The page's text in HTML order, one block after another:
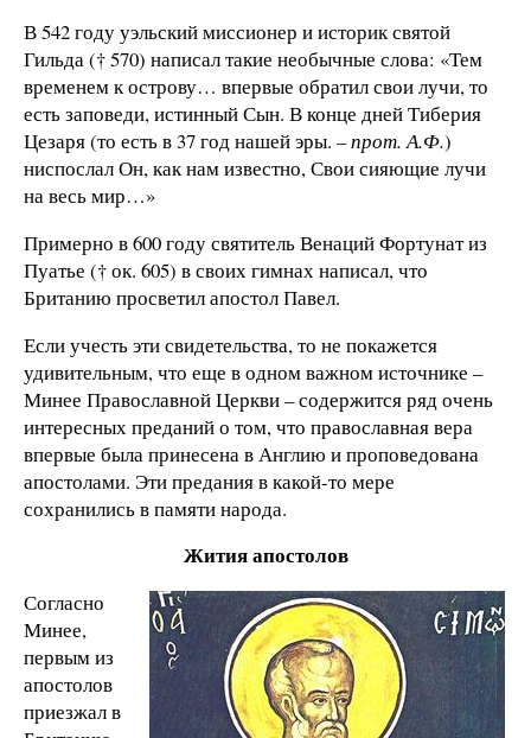
В 542 году уэльский миссионер и историк святой
Гильда († 570) написал такие необычные слова: «Тем
временем к острову… впервые обратил свои лучи, то
есть заповеди, истинный Сын. В конце дней Тиберия
Цезаря (то есть в 37 год нашей эры. – прот. А.Ф.)
ниспослал Он, как нам известно, Свои сияющие лучи
на весь мир…»
Примерно в 600 году святитель Венаций Фортунат из
Пуатье († ок. 605) в своих гимнах написал, что
Британию просветил апостол Павел.
Если учесть эти свидетельства, то не покажется
удивительным, что еще в одном важном источнике –
Минее Православной Церкви – содержится ряд очень
интересных преданий о том, что православная вера
впервые была принесена в Англию и проповедована
апостолами. Эти предания в какой-то мере
сохранились в памяти народа.
Жития апостолов
Согласно
Минее,
первым из
апостолов
приезжал в